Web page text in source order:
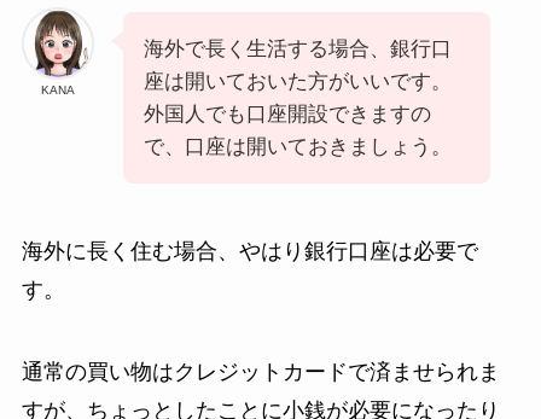
KANA
海外で長く生活する場合、銀行口
座は開いておいた方がいいです。
外国人でも口座開設できますの
で、口座は開いておきましょう。
海外に長く住む場合、やはり銀行口座は必要で
す。
通常の買い物はクレジットカードで済ませられま
すが、ちょっとしたことに小銭が必要になったり